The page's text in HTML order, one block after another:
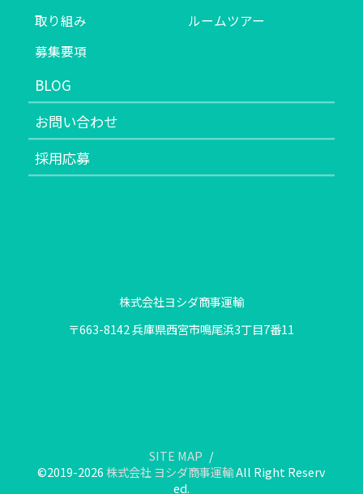
取り組み
ルームツアー
募集要項
BLOG
お問い合わせ
採用応募
株式会社ヨシダ商事運輸
〒663-8142 兵庫県西宮市鳴尾浜3丁目7番11
SITE MAP
©2019-2026株式会社 ヨシダ商事運輸All Right Reserv
ed.